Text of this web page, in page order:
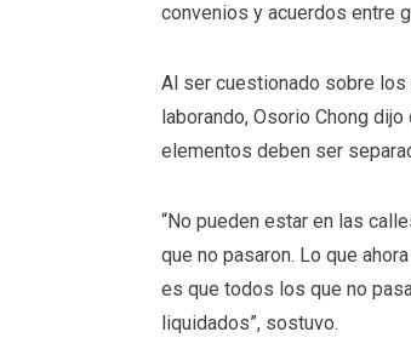
convenios y acuerdos entre
Al ser cuestionado sobre
laborando, Osorio Chong
elementos deben ser
“No pueden estar en las
que no pasaron. Lo que
es que todos los que no
liquidados”, sostuvo.